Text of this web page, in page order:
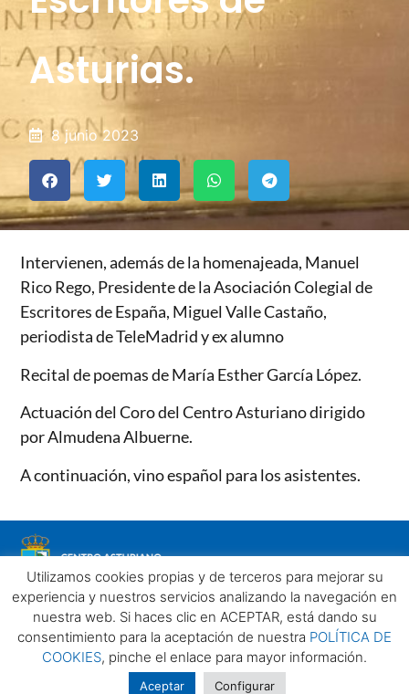
Asturias.
8 junio 2023
Intervienen, además de la homenajeada, Manuel
Rico Rego, Presidente de la Asociación Colegial de
Escritores de España, Miguel Valle Castaño,
periodista de TeleMadrid y ex alumno
Recital de poemas de María Esther García López.
Actuación del Coro del Centro Asturiano dirigido
por Almudena Albuerne.
A continuación, vino español para los asistentes.
Aviso legalPolítica de privacidadPolítica de Cookies
Centro Asturiano de Madrid. Todos los derechos reservados
Utilizamos cookies propias y de terceros para mejorar su
experiencia y nuestros servicios analizando la navegación en
nuestra web. Si haces clic en ACEPTAR, está dando su
consentimiento para la aceptación de nuestra POLÍTICA DE
COOKIES, pinche el enlace para mayor información.
Aceptar Configurar